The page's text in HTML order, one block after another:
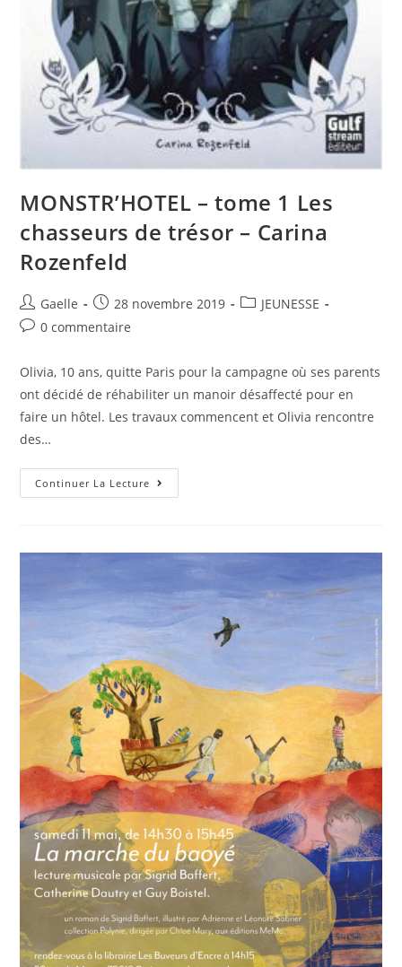
MONSTR’HOTEL – tome 1 Les
chasseurs de trésor – Carina
Rozenfeld
Gaelle 28 novembre 2019
JEUNESSE
0 commentaire
Olivia, 10 ans, quitte Paris pour la campagne où ses parents
ont décidé de réhabiliter un manoir désaffecté pour en
faire un hôtel. Les travaux commencent et Olivia rencontre
des…
Continuer La Lecture